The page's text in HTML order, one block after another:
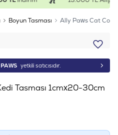
Boyun Tasması
Ally Paws Cat
yetkili satıcısıdır.
Tasması 1cmx20-30cm